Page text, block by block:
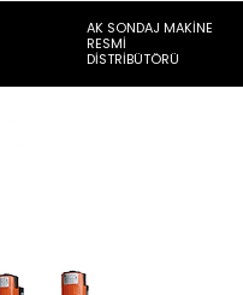
AK SONDAJ MAKİNE
RESMİ
DİSTRİBÜTÖRÜ